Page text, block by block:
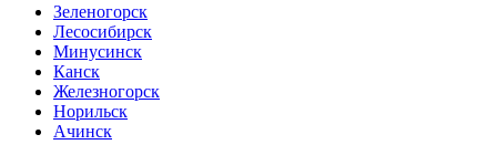
Зеленогорск
Лесосибирск
Минусинск
Канск
Железногорск
Норильск
Ачинск